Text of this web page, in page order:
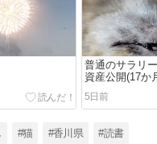
普通のサラリ
資産公開(17か
5日前
#猫 #香川県 #読書